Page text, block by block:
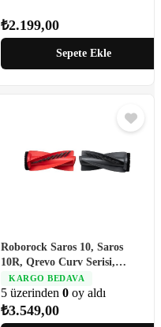
- Qrevo Curv Serisi ile
Uyumlu Yan Fırça*2 Adet
₺2.199,00
Sepete Ekle
Roborock Saros 10, Saros
10R, Qrevo Curv Serisi,
Qrevo Edge 5V1, Qrevo C ile
Uyumlu Ana Fırça
KARGO BEDAVA
5 üzerinden 0 oy aldı
₺3.549,00